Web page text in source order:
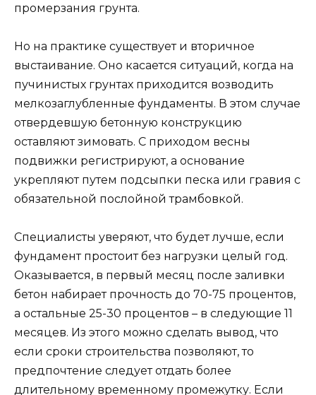
промерзания грунта.
Но на практике существует и вторичное
выстаивание. Оно касается ситуаций, когда на
пучинистых грунтах приходится возводить
мелкозаглубленные фундаменты. В этом случае
отвердевшую бетонную конструкцию
оставляют зимовать. С приходом весны
подвижки регистрируют, а основание
укрепляют путем подсыпки песка или гравия с
обязательной послойной трамбовкой.
Специалисты уверяют, что будет лучше, если
фундамент простоит без нагрузки целый год.
Оказывается, в первый месяц после заливки
бетон набирает прочность до 70-75 процентов,
а остальные 25-30 процентов – в следующие 11
месяцев. Из этого можно сделать вывод, что
если сроки строительства позволяют, то
предпочтение следует отдать более
длительному временному промежутку. Если